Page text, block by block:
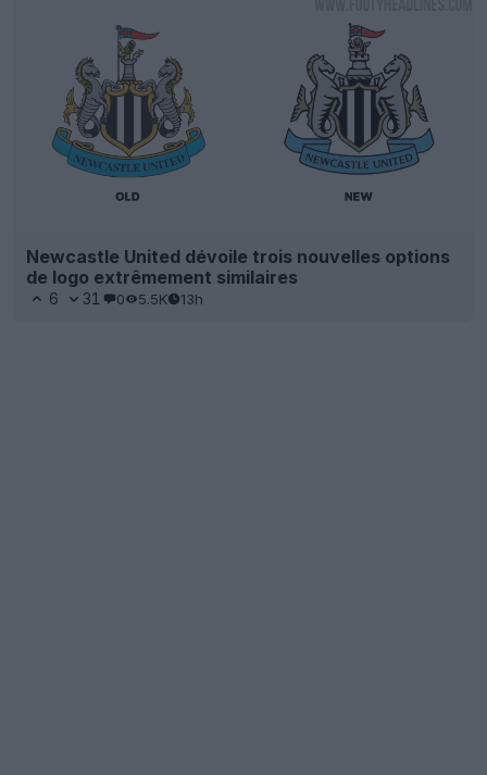
Newcastle United dévoile trois nouvelles options
de logo extrêmement similaires
6 31 0 5.5K 13h